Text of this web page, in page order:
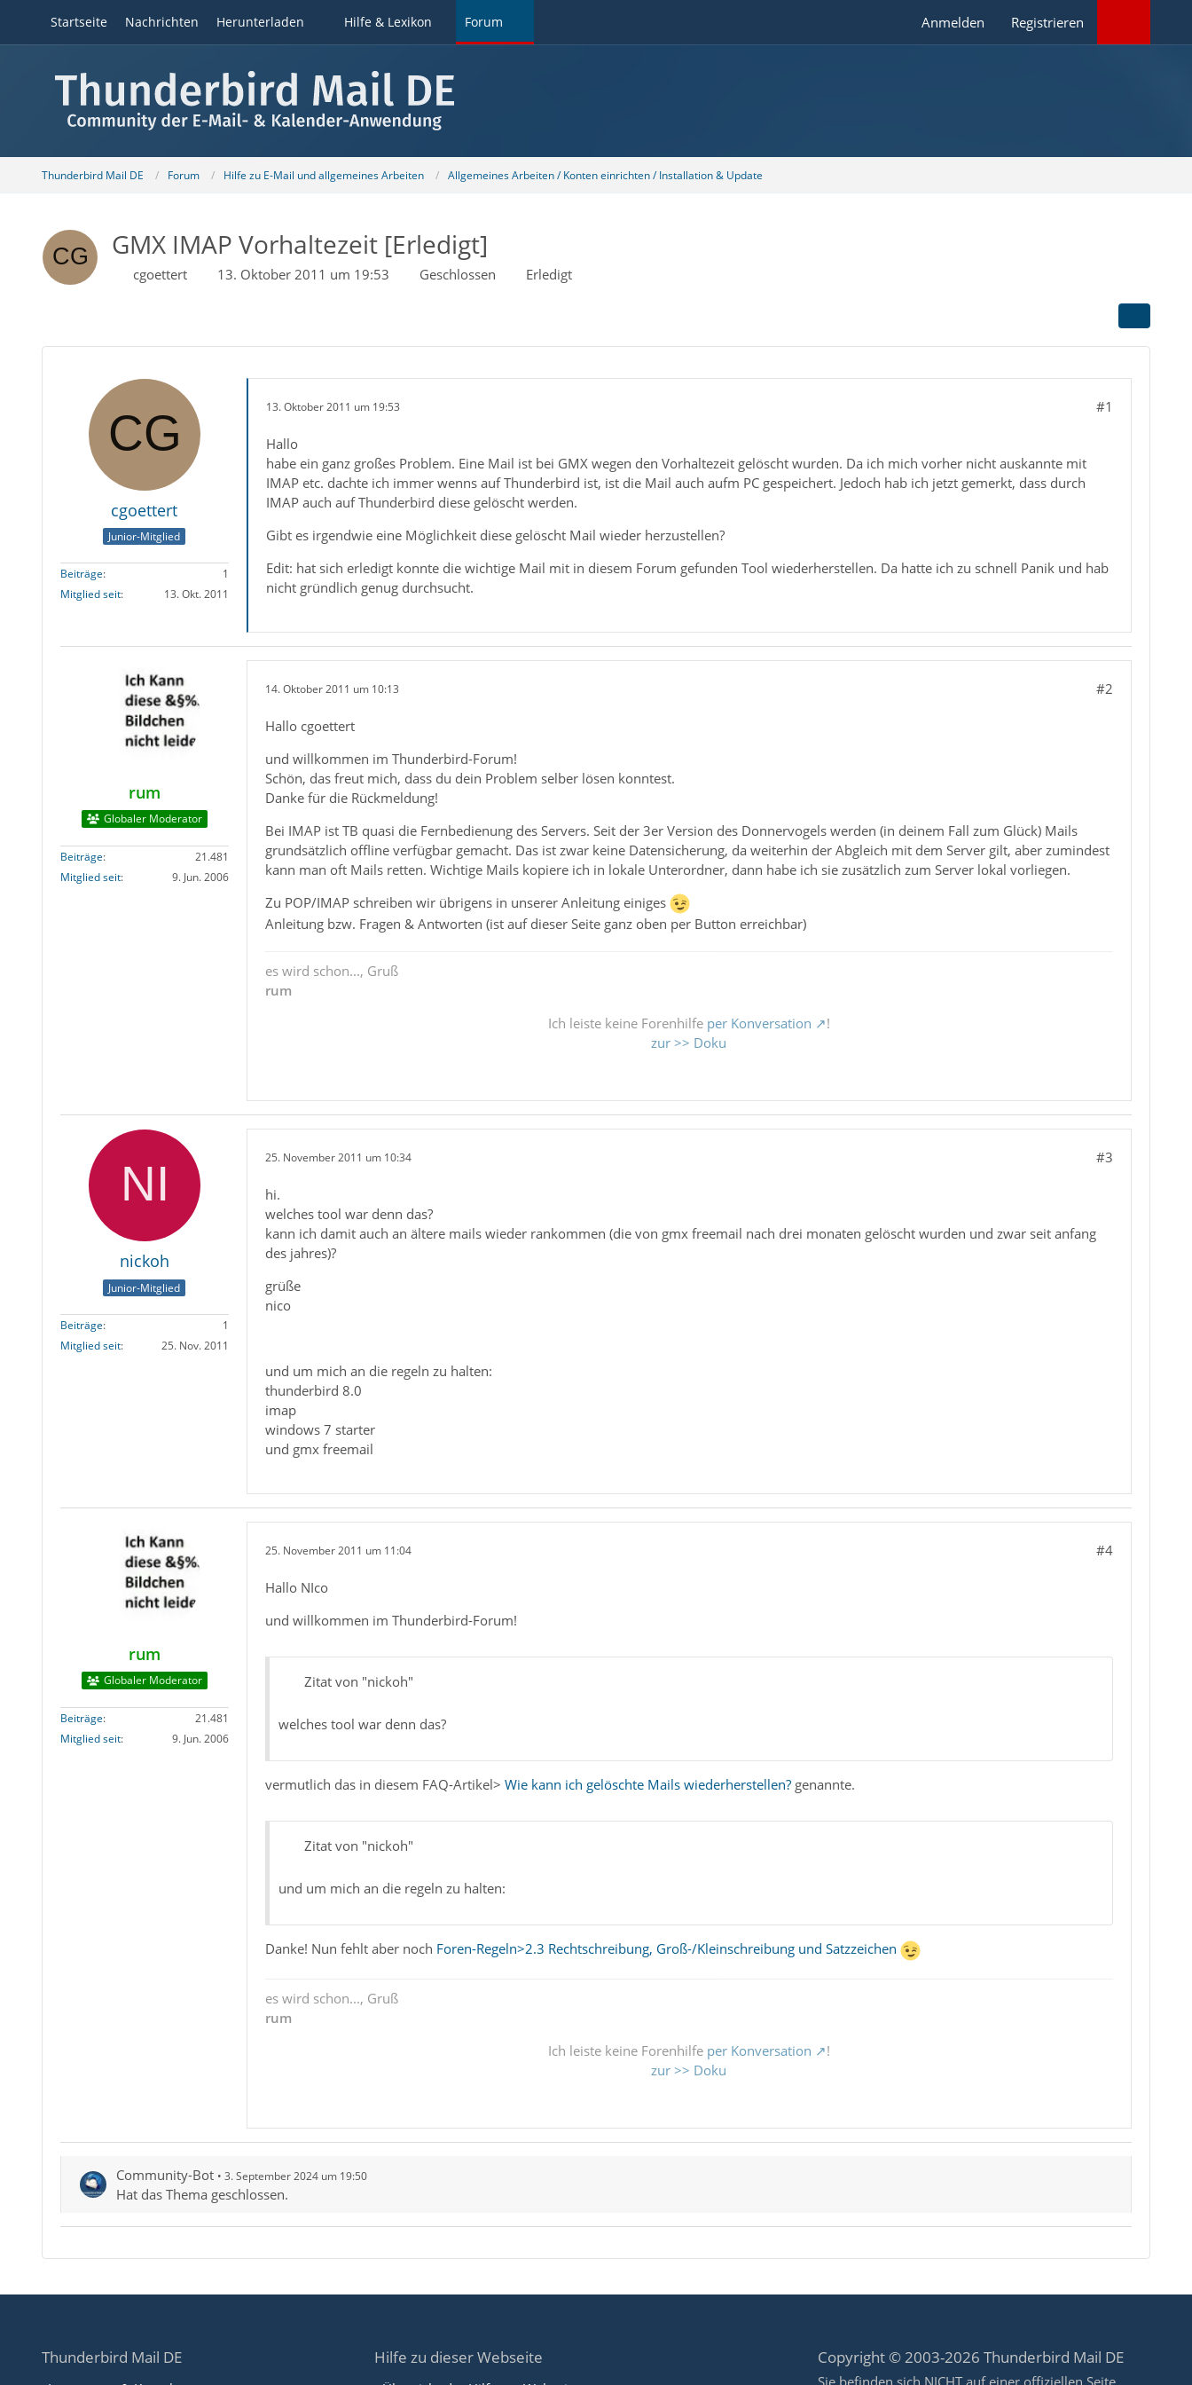
Startseite Nachrichten Herunterladen Hilfe & Lexikon Forum Anmelden Registrieren
Thunderbird Mail DE Forum Hilfe zu E-Mail und allgemeines Arbeiten Allgemeines Arbeiten / Konten einrichten / Installation & Update
GMX IMAP Vorhaltezeit [Erledigt]
cgoettert 13. Oktober 2011 um 19:53 Geschlossen Erledigt
cgoettert
Junior-Mitglied
Beiträge
1
Mitglied seit
13. Okt. 2011
13. Oktober 2011 um 19:53 #1
Hallo
habe ein ganz großes Problem. Eine Mail ist bei GMX wegen den Vorhaltezeit gelöscht wurden. Da ich mich vorher nicht auskannte mit
IMAP etc. dachte ich immer wenns auf Thunderbird ist, ist die Mail auch aufm PC gespeichert. Jedoch hab ich jetzt gemerkt, dass durch
IMAP auch auf Thunderbird diese gelöscht werden.
Gibt es irgendwie eine Möglichkeit diese gelöscht Mail wieder herzustellen?
Edit: hat sich erledigt konnte die wichtige Mail mit in diesem Forum gefunden Tool wiederherstellen. Da hatte ich zu schnell Panik und hab
nicht gründlich genug durchsucht.
rum
Globaler Moderator
Beiträge
21.481
Mitglied seit
9. Jun. 2006
14. Oktober 2011 um 10:13 #2
Hallo cgoettert
und willkommen im Thunderbird-Forum!
Schön, das freut mich, dass du dein Problem selber lösen konntest.
Danke für die Rückmeldung!
Bei IMAP ist TB quasi die Fernbedienung des Servers. Seit der 3er Version des Donnervogels werden (in deinem Fall zum Glück) Mails
grundsätzlich offline verfügbar gemacht. Das ist zwar keine Datensicherung, da weiterhin der Abgleich mit dem Server gilt, aber zumindest
kann man oft Mails retten. Wichtige Mails kopiere ich in lokale Unterordner, dann habe ich sie zusätzlich zum Server lokal vorliegen.
Zu POP/IMAP schreiben wir übrigens in unserer Anleitung einiges
Anleitung bzw. Fragen & Antworten (ist auf dieser Seite ganz oben per Button erreichbar)
es wird schon..., Gruß
rum
Ich leiste keine Forenhilfe per Konversation
!
zur >> Doku
nickoh
Junior-Mitglied
Beiträge
1
Mitglied seit
25. Nov. 2011
25. November 2011 um 10:34 #3
hi.
welches tool war denn das?
kann ich damit auch an ältere mails wieder rankommen (die von gmx freemail nach drei monaten gelöscht wurden und zwar seit anfang
des jahres)?
grüße
nico
und um mich an die regeln zu halten:
thunderbird 8.0
imap
windows 7 starter
und gmx freemail
rum
Globaler Moderator
Beiträge
21.481
Mitglied seit
9. Jun. 2006
25. November 2011 um 11:04 #4
Hallo NIco
und willkommen im Thunderbird-Forum!
Zitat von "nickoh"
welches tool war denn das?
vermutlich das in diesem FAQ-Artikel> Wie kann ich gelöschte Mails wiederherstellen?genannte.
Zitat von "nickoh"
und um mich an die regeln zu halten:
Danke! Nun fehlt aber noch Foren-Regeln>2.3 Rechtschreibung, Groß-/Kleinschreibung und Satzzeichen
es wird schon..., Gruß
rum
Ich leiste keine Forenhilfe per Konversation
!
zur >> Doku
Community-Bot 3. September 2024 um 19:50
Hat das Thema geschlossen.
Thunderbird Mail DE Hilfe zu dieser Webseite Copyright © 2003-2026 Thunderbird Mail DE
Sie befinden sich NICHT auf einer offiziellen Seite